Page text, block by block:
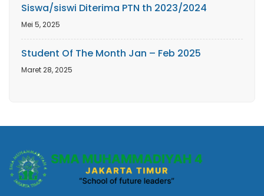
Siswa/siswi Diterima PTN th 2023/2024
Mei 5, 2025
Student Of The Month Jan – Feb 2025
Maret 28, 2025